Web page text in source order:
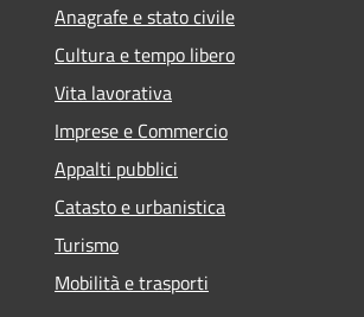
Anagrafe e stato civile
Cultura e tempo libero
Vita lavorativa
Imprese e Commercio
Appalti pubblici
Catasto e urbanistica
Turismo
Mobilità e trasporti